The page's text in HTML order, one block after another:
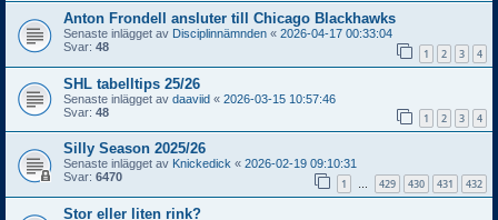
Anton Frondell ansluter till Chicago Blackhawks
Senaste inlägget av Disciplinnämnden « 2026-04-17 00:33:04
Svar: 48 1 2 3 4
SHL tabelltips 25/26
Senaste inlägget av daaviid « 2026-03-15 10:57:46
Svar: 48 1 2 3 4
Silly Season 2025/26
Senaste inlägget av Knickedick « 2026-02-19 09:10:31
Svar: 6470 1 … 429 430 431 432
Stor eller liten rink?